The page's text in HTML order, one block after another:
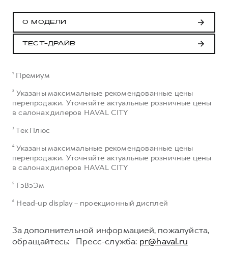
О МОДЕЛИ
ТЕСТ-ДРАЙВ
¹ Премиум
² Указаны максимальные рекомендованные цены
перепродажи. Уточняйте актуальные розничные цены
в салонах дилеров HAVAL CITY
³ Тек Плюс
⁴ Указаны максимальные рекомендованные цены
перепродажи. Уточняйте актуальные розничные цены
в салонах дилеров HAVAL CITY
⁵ ГэВэЭм
⁶ Head-up display – проекционный дисплей
За дополнительной информацией, пожалуйста,
обращайтесь: Пресс-служба: pr@haval.ru